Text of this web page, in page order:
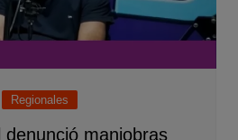
Regionales
maniobras